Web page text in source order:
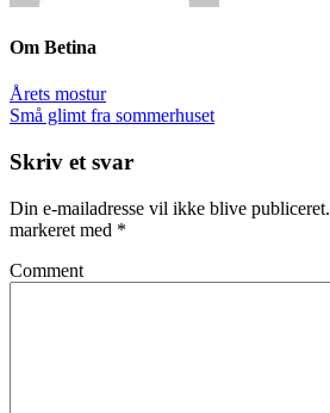
Om Betina
Årets mostur
Små glimt fra sommerhuset
Skriv et svar
Din e-mailadresse vil ikke blive publiceret.
markeret med *
Comment